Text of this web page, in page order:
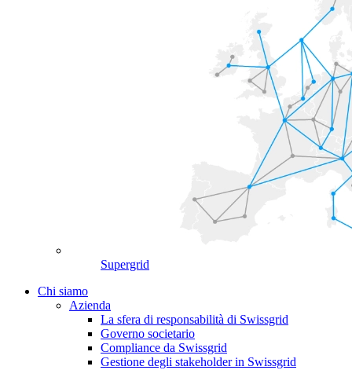
Supergrid
Chi siamo
Azienda
La sfera di responsabilità di Swissgrid
Governo societario
Compliance da Swissgrid
Gestione degli stakeholder in Swissgrid